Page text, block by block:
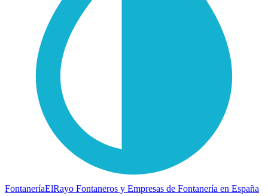
FontaneríaElRayo Fontaneros y Empresas de Fontanería en España